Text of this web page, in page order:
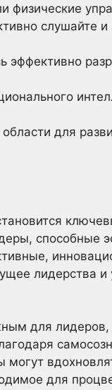
физические
слушайте и
эффективно
для
способные
лидерства и
для лидеров,
для